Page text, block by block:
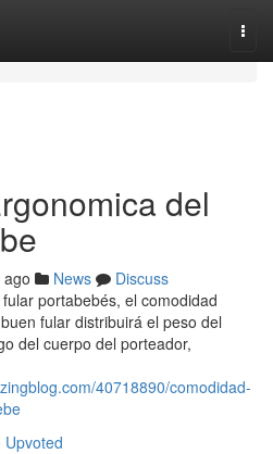
del
News
Discuss
portabebés, el comodidad
fular distribuirá el peso del
del cuerpo del porteador,
40718890/comodidad-
Upvoted